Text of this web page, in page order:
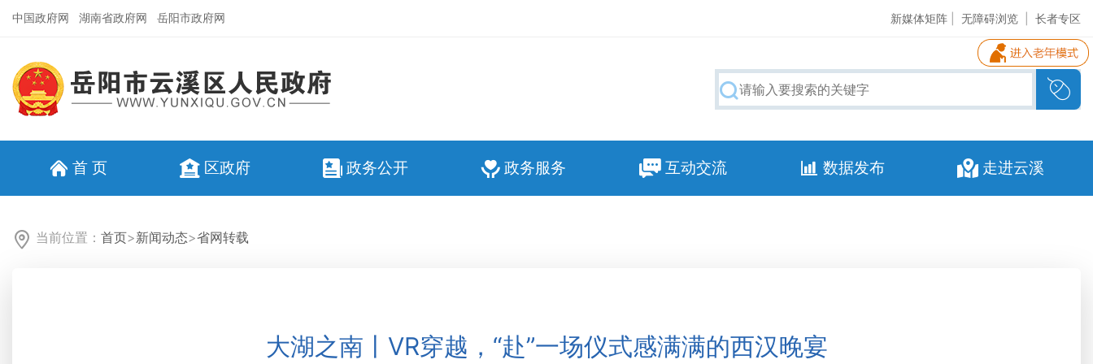
中国政府网 湖南省政府网 岳阳市政府网 新媒体矩阵 无障碍浏览 长者专区
首 页 区政府 政务公开 政务服务 互动交流 数据发布 走进云溪
当前位置： 首页>新闻动态>省网转载
大湖之南丨VR穿越，“赴”一场仪式感满满的西汉晚宴